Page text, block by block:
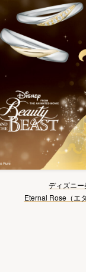
ディズニ
Eternal Rose（エ